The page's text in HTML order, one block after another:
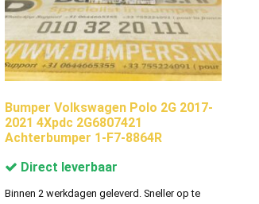
Bumper Volkswagen Polo 2G 2017-
2021 4Xpdc 2G6807421
Achterbumper 1-F7-8864R
Direct leverbaar
Binnen 2 werkdagen geleverd. Sneller op te